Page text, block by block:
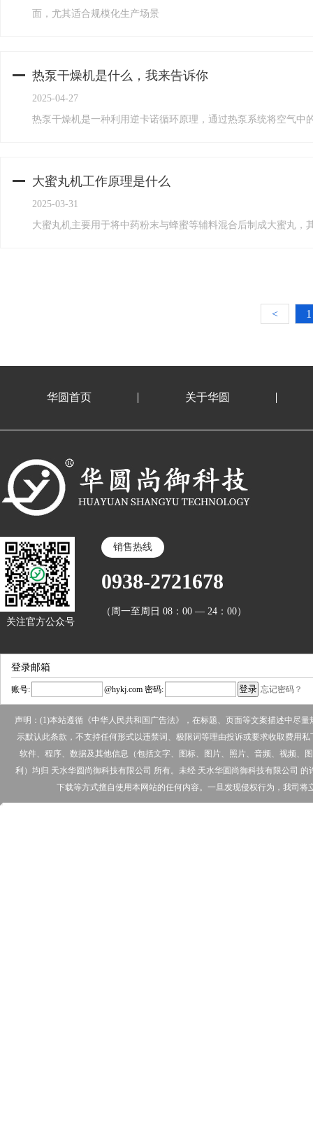
面，尤其适合规模化生产场景
热泵干燥机是什么，我来告诉你
2025-04-27
热泵干燥机是一种利用逆卡诺循环原理，通过热泵系统将空气中
大蜜丸机工作原理是什么
2025-03-31
大蜜丸机主要用于将中药粉末与蜂蜜等辅料混合后制成大蜜丸，
< 1
华圆首页 关于华圆
关注官方公众号
销售热线
0938-2721678
（周一至周日 08：00 — 24：00）
登录邮箱
账号: @hykj.com 密码: 忘记密码？
声明：(1)本站遵循《中华人民共和国广告法》，在标题、页面等文案描述中尽
示默认此条款，不支持任何形式以违禁词、极限词等理由投诉或要求收取费用
软件、程序、数据及其他信息（包括文字、图标、图片、照片、音频、视频、
利）均归 天水华圆尚御科技有限公司 所有。未经 天水华圆尚御科技有限公司
下载等方式擅自使用本网站的任何内容。一旦发现侵权行为，我司